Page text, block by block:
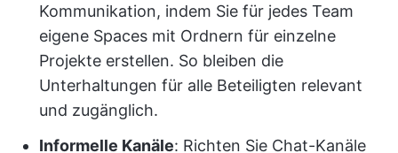
Kommunikation, indem Sie für jedes Team
eigene Spaces mit Ordnern für einzelne
Projekte erstellen. So bleiben die
Unterhaltungen für alle Beteiligten relevant
und zugänglich.
Informelle Kanäle: Richten Sie Chat-Kanäle